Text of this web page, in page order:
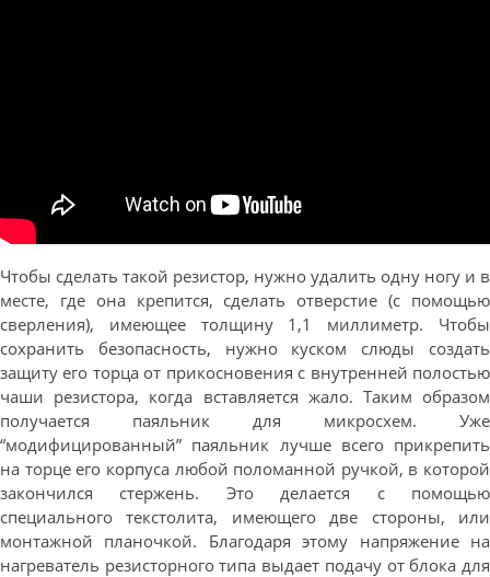
Чтобы сделать такой резистор, нужно удалить одну ногу и в
месте, где она крепится, сделать отверстие (с помощью
сверления), имеющее толщину 1,1 миллиметр. Чтобы
сохранить безопасность, нужно куском слюды создать
защиту его торца от прикосновения с внутренней полостью
чаши резистора, когда вставляется жало. Таким образом
получается паяльник для микросхем. Уже
“модифицированный” паяльник лучше всего прикрепить
на торце его корпуса любой поломанной ручкой, в которой
закончился стержень. Это делается с помощью
специального текстолита, имеющего две стороны, или
монтажной планочкой. Благодаря этому напряжение на
нагреватель резисторного типа выдает подачу от блока для